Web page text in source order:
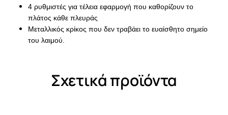
4 ρυθμιστές για τέλεια εφαρμογή που καθορίζουν το
πλάτος κάθε πλευράς
Μεταλλικός κρίκος που δεν τραβάει το ευαίσθητο σημείο
του λαιμού.
Σχετικά προϊόντα